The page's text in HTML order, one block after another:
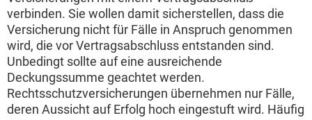
verbinden. Sie wollen damit sicherstellen, dass die
Versicherung nicht für Fälle in Anspruch genommen
wird, die vor Vertragsabschluss entstanden sind.
Unbedingt sollte auf eine ausreichende
Deckungssumme geachtet werden.
Rechtsschutzversicherungen übernehmen nur Fälle,
deren Aussicht auf Erfolg hoch eingestuft wird. Häufig